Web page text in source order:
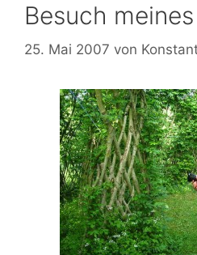
Besuch
25. Mai 2007 von